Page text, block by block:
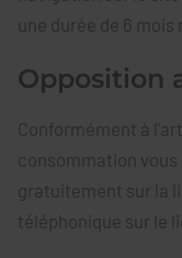
une durée de 6 mois
Opposition
Conformément à
consommation
gratuitement sur la
téléphonique sur le